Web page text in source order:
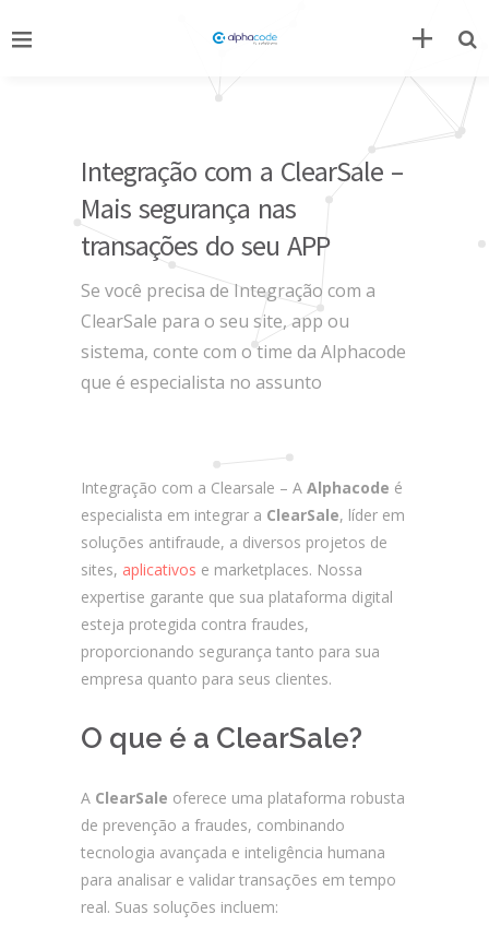
Integração com a ClearSale –
Mais segurança nas
transações do seu APP
Se você precisa de Integração com a
ClearSale para o seu site, app ou
sistema, conte com o time da Alphacode
que é especialista no assunto
Integração com a Clearsale – A Alphacode é
especialista em integrar a ClearSale, líder em
soluções antifraude, a diversos projetos de
sites, aplicativos e marketplaces. Nossa
expertise garante que sua plataforma digital
esteja protegida contra fraudes,
proporcionando segurança tanto para sua
empresa quanto para seus clientes.
O que é a ClearSale?
A ClearSale oferece uma plataforma robusta
de prevenção a fraudes, combinando
tecnologia avançada e inteligência humana
para analisar e validar transações em tempo
real. Suas soluções incluem: